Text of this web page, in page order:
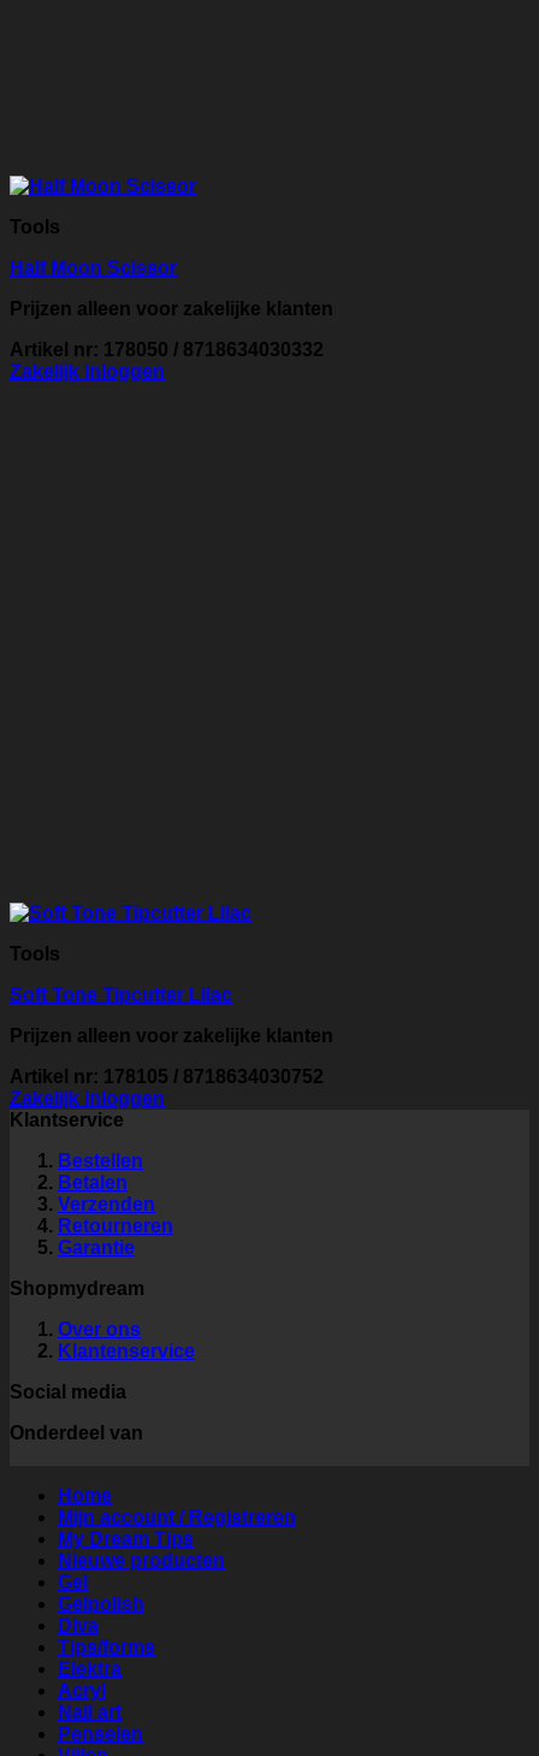
Tools
Half Moon Scissor
Prijzen alleen voor zakelijke klanten
Artikel nr: 178050 / 8718634030332
Zakelijk inloggen
Tools
Soft Tone Tipcutter Lilac
Prijzen alleen voor zakelijke klanten
Artikel nr: 178105 / 8718634030752
Zakelijk inloggen
Klantservice
Bestellen
Betalen
Verzenden
Retourneren
Garantie
Shopmydream
Over ons
Klantenservice
Social media
Onderdeel van
Home
Mijn account / Registreren
My Dream Tips
Nieuwe producten
Gel
Gelpolish
Diva
Tips/forms
Elektra
Acryl
Nail art
Penselen